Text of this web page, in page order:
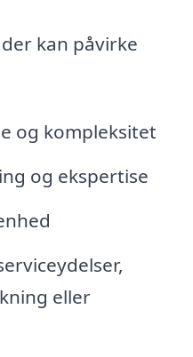
kan påvirke
og kompleksitet
og ekspertise
eller